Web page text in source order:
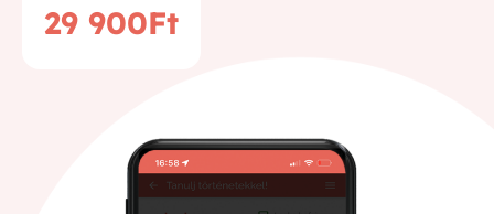
29 900Ft